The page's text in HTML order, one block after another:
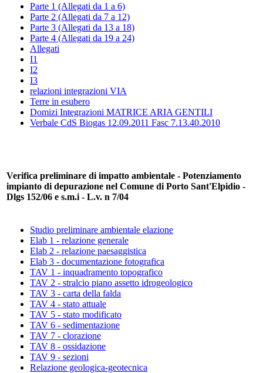
Parte 1 (Allegati da 1 a 6)
Parte 2 (Allegati da 7 a 12)
Parte 3 (Allegati da 13 a 18)
Parte 4 (Allegati da 19 a 24)
Allegati
I1
I2
I3
relazioni integrazioni VIA
Terre in esubero
Domizi Integrazioni MATRICE ARIA GENTILI
Verbale CdS Biogas 12.09.2011 Fasc 7.13.40.2010
Verifica preliminare di impatto ambientale - Potenziamento
impianto di depurazione nel Comune di Porto Sant'Elpidio -
Dlgs 152/06 e s.m.i - L.v. n 7/04
Studio preliminare ambientale elazione
Elab 1 - relazione generale
Elab 2 - relazione paesaggistica
Elab 3 - documentazione fotografica
TAV 1 - inquadramento topografico
TAV 2 - stralcio piano assetto idrogeologico
TAV 3 - carta della falda
TAV 4 - stato attuale
TAV 5 - stato modificato
TAV 6 - sedimentazione
TAV 7 - clorazione
TAV 8 - ossidazione
TAV 9 - sezioni
Relazione geologica-geotecnica